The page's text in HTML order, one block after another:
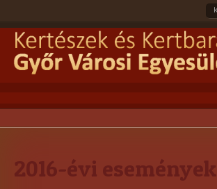
2016-évi események